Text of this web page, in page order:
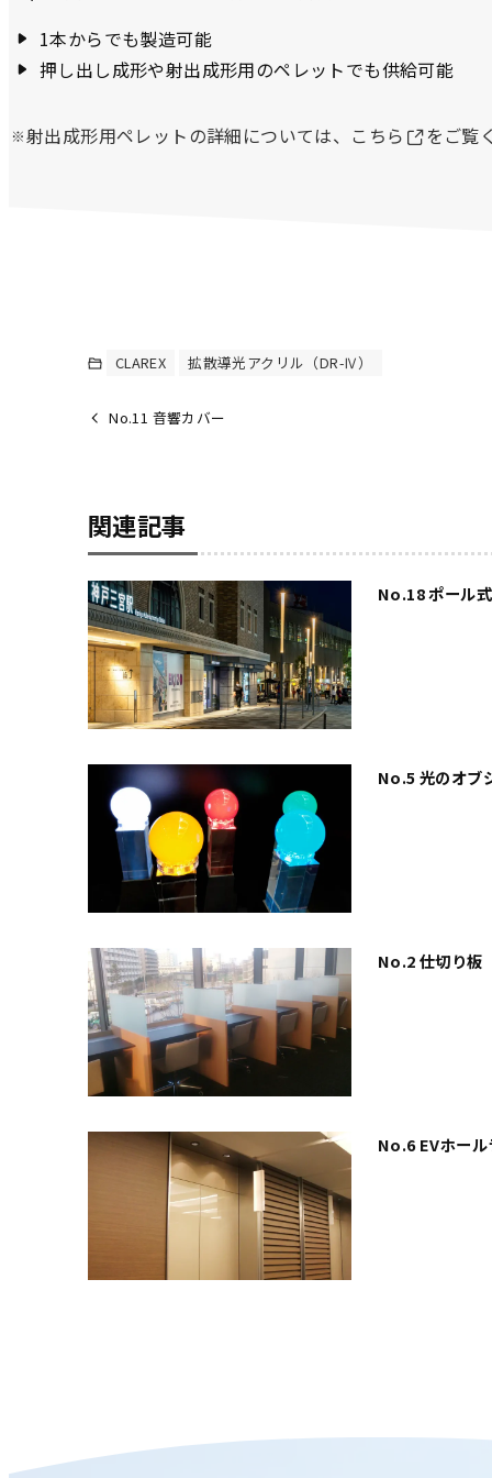
1本からでも製造可能
押し出し成形や射出成形用のペレットでも供給可能
射出成形用ペレットの詳細については、こちら をご覧
CLAREX 拡散導光アクリル（DR-Ⅳ）
No.11 音響カバー
関連記事
No.18 ポール
No.5 光のオブ
No.2 仕切り板
No.6 EVホール